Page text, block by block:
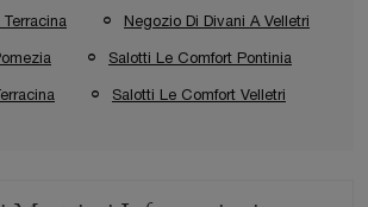
Negozio Di Divani A Velletri
Salotti Le Comfort Pontinia
Salotti Le Comfort Velletri